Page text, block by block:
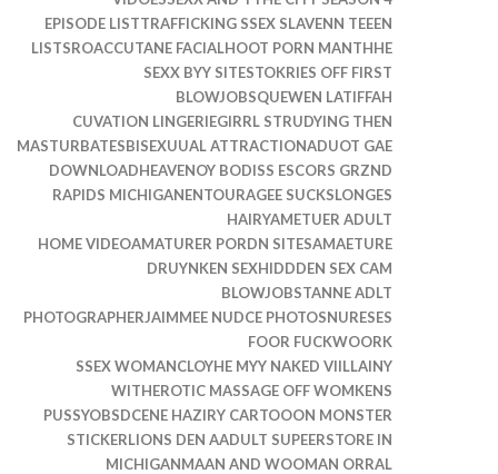
EPISODE LISTTRAFFICKING SSEX SLAVENN TEEEN
LISTSROACCUTANE FACIALHOOT PORN MANTHHE
SEXX BYY SITESTOKRIES OFF FIRST
BLOWJOBSQUEWEN LATIFFAH
CUVATION LINGERIEGIRRL STRUDYING THEN
MASTURBATESBISEXUUAL ATTRACTIONADUOT GAE
DOWNLOADHEAVENOY BODISS ESCORS GRZND
RAPIDS MICHIGANENTOURAGEE SUCKSLONGES
HAIRYAMETUER ADULT
HOME VIDEOAMATURER PORDN SITESAMAETURE
DRUYNKEN SEXHIDDDEN SEX CAM
BLOWJOBSTANNE ADLT
PHOTOGRAPHERJAIMMEE NUDCE PHOTOSNURESES
FOOR FUCKWOORK
SSEX WOMANCLOYHE MYY NAKED VIILLAINY
WITHEROTIC MASSAGE OFF WOMKENS
PUSSYOBSDCENE HAZIRY CARTOOON MONSTER
STICKERLIONS DEN AADULT SUPEERSTORE IN
MICHIGANMAAN AND WOOMAN ORRAL